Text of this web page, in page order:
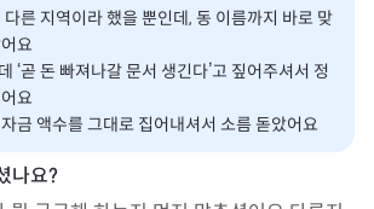
다른 지역이라 했을 뿐인데, 동 이름까지 바로 맞
요
‘곧 돈 빠져나갈 문서 생긴다’고 짚어주셔서 정
요
금 액수를 그대로 집어내셔서 소름 돋았어요